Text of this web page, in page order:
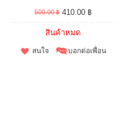
500.00 ฿ 410.00 ฿
สินค้าหมด
สนใจ บอกต่อเพื่อน